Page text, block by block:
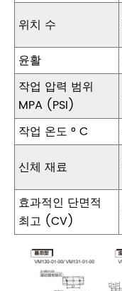
위치 수
윤활
작업 압력 범위
MPA (PSI)
작업 온도 ° C
신체 재료
효과적인 단면적
최고 (CV)